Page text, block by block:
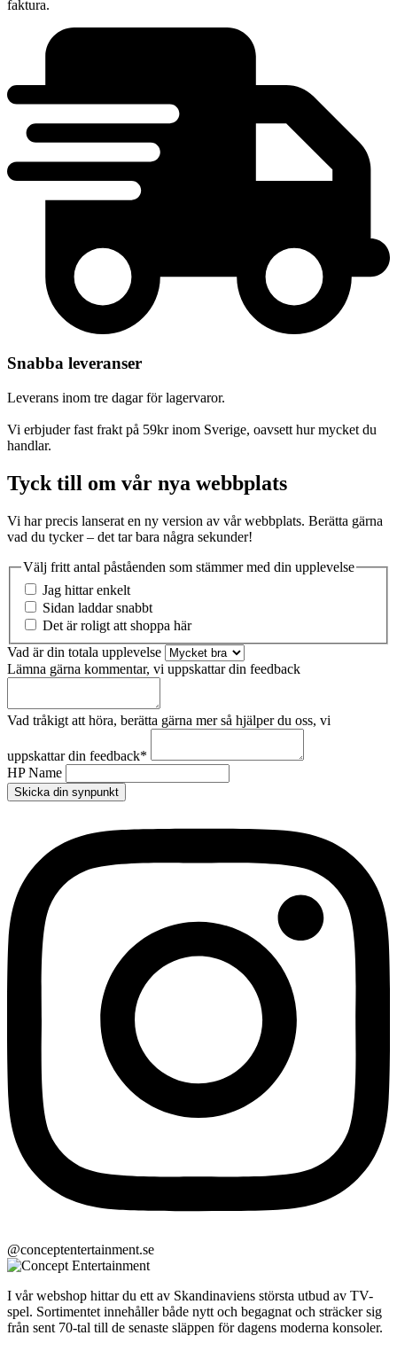
faktura.
Snabba leveranser
Leverans inom tre dagar för lagervaror.
Vi erbjuder fast frakt på 59kr inom Sverige, oavsett hur mycket du
handlar.
Tyck till om vår nya webbplats
Vi har precis lanserat en ny version av vår webbplats. Berätta gärna
vad du tycker – det tar bara några sekunder!
Välj fritt antal påståenden som stämmer med din upplevelse
Jag hittar enkelt
Sidan laddar snabbt
Det är roligt att shoppa här
Vad är din totala upplevelse
Lämna gärna kommentar, vi uppskattar din feedback
Vad tråkigt att höra, berätta gärna mer så hjälper du oss, vi
uppskattar din feedback*
HP Name
Skicka din synpunkt
@conceptentertainment.se
I vår webshop hittar du ett av Skandinaviens största utbud av TV-
spel. Sortimentet innehåller både nytt och begagnat och sträcker sig
från sent 70-tal till de senaste släppen för dagens moderna konsoler.